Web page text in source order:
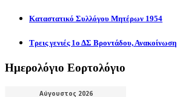
Καταστατικό Συλλόγου Μητέρων 1954
Τρεις γενιές 1ο ΔΣ Βροντάδου, Ανακοίνωση
Ημερολόγιο Εορτολόγιο